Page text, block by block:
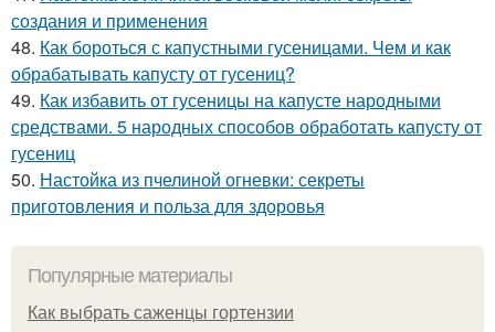
создания и применения
48. Как бороться с капустными гусеницами. Чем и как
обрабатывать капусту от гусениц?
49. Как избавить от гусеницы на капусте народными
средствами. 5 народных способов обработать капусту от
гусениц
50. Настойка из пчелиной огневки: секреты
приготовления и польза для здоровья
Популярные материалы
Как выбрать саженцы гортензии